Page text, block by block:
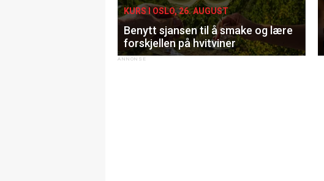
KURS I OSLO, 26. AUGUST
Benytt sjansen til å smake og lære
forskjellen på hvitviner